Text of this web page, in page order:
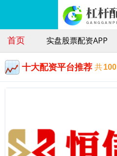
首页 实盘股票配资APP
十大配资平台推荐 共100